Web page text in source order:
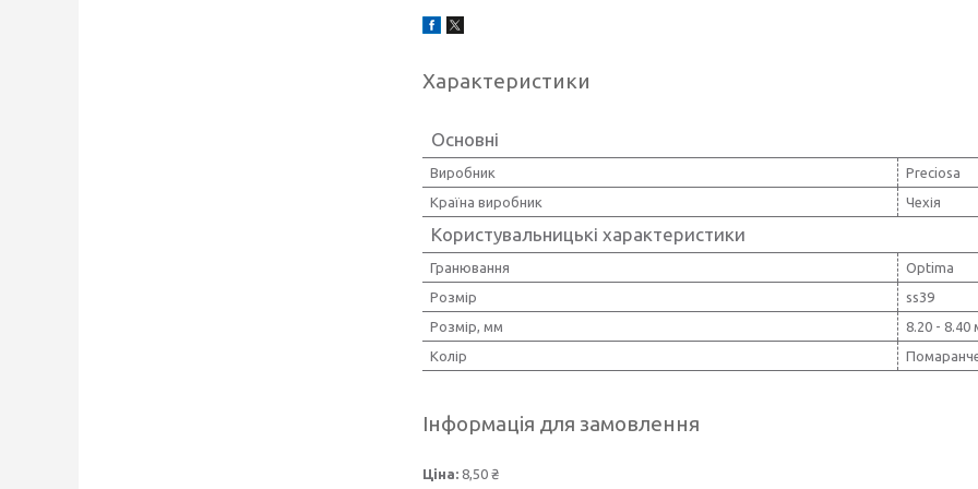
Характеристики
Основні
Виробник
Preciosa
Країна виробник
Чехія
Користувальницькі характеристики
Гранювання
Optima
Розмір
ss39
Розмір, мм
8.20 - 8.40
Колір
Інформація для замовлення
Ціна: 8,50 ₴